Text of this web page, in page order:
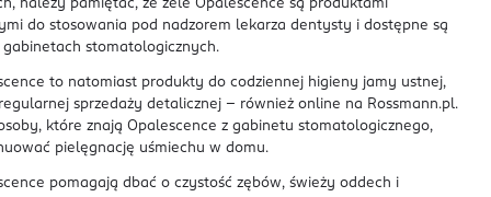
należy pamiętać, że żele Opalescence są produktami
do stosowania pod nadzorem lekarza dentysty i dostępne są
gabinetach stomatologicznych.
to natomiast produkty do codziennej higieny jamy ustnej,
sprzedaży detalicznej – również online na Rossmann.pl.
które znają Opalescence z gabinetu stomatologicznego,
pielęgnację uśmiechu w domu.
pomagają dbać o czystość zębów, świeży oddech i